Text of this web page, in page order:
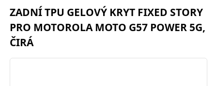
nacházíte:
ZADNÍ TPU GELOVÝ KRYT FIXED STORY
PRO MOTOROLA MOTO G57 POWER 5G,
ČIRÁ